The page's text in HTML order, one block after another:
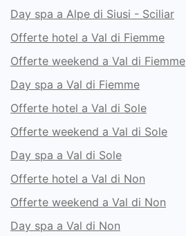
Day spa a Alpe di Siusi - Sciliar
Offerte hotel a Val di Fiemme
Offerte weekend a Val di Fiemme
Day spa a Val di Fiemme
Offerte hotel a Val di Sole
Offerte weekend a Val di Sole
Day spa a Val di Sole
Offerte hotel a Val di Non
Offerte weekend a Val di Non
Day spa a Val di Non